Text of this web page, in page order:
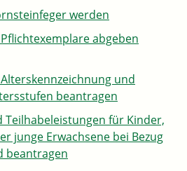
werden
abgeben
und
beantragen
Teilhabeleistungen für Kinder,
junge Erwachsene bei Bezug
beantragen